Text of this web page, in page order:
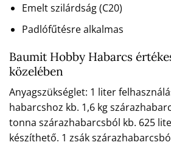
Emelt szilárdság (C20)
Padlófűtésre alkalmas
Baumit Hobby Habarcs
közelében
Anyagszükséglet: 1 liter
habarcshoz kb. 1,6 kg
tonna szárazhabarcsból kb. 625
készíthető. 1 zsák